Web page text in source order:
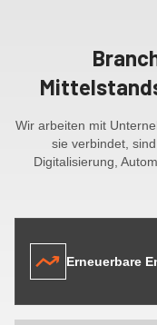
Wir arbeiten mit
sie verbindet,
Digitalisierung,
Erneuerbare